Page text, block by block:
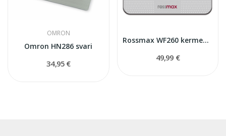
OMRON
Omron HN286 svari
34,95 €
Rossmax WF260 kermeņa struktūras mērītājs - svari
49,99 €